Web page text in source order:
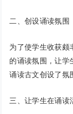
二、创设诵读氛围
为了使学生收获颇
的诵读氛围，让学
诵读古文创设了氛
三、让学生在诵读